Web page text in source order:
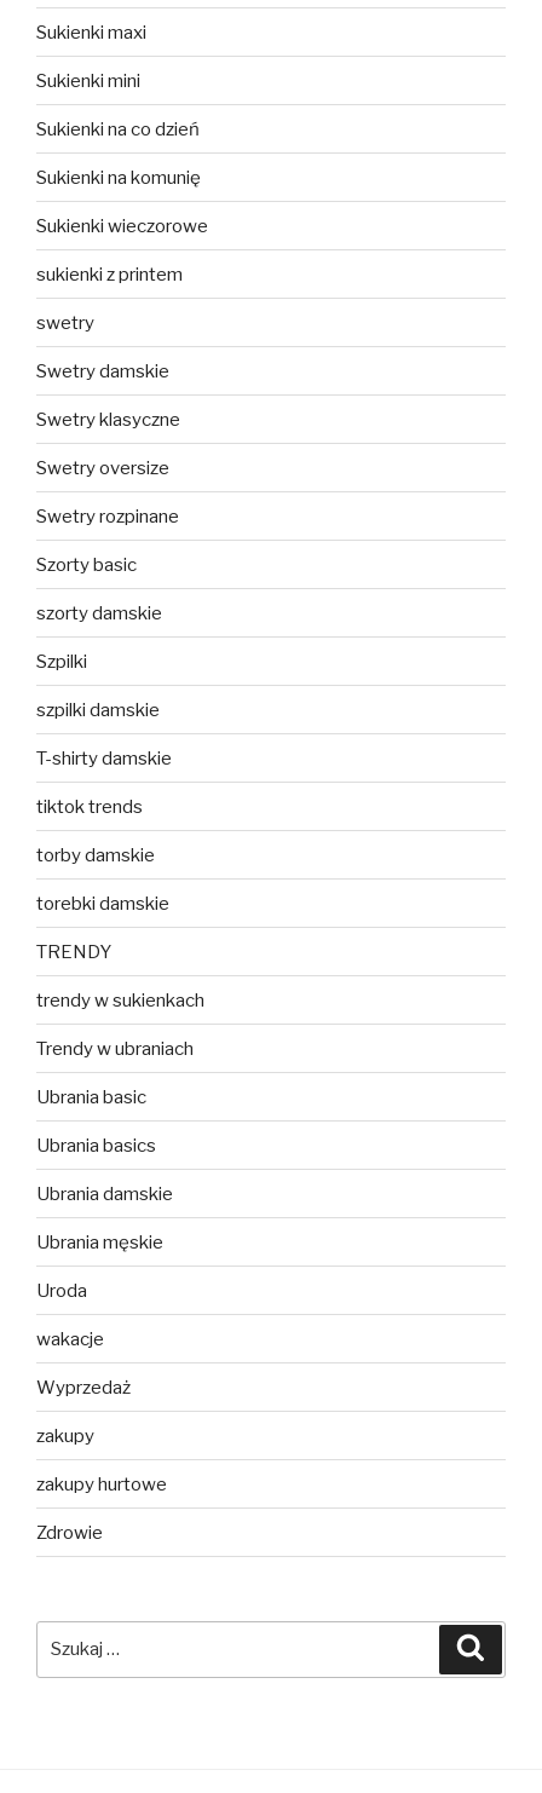
Sukienki maxi
Sukienki mini
Sukienki na co dzień
Sukienki na komunię
Sukienki wieczorowe
sukienki z printem
swetry
Swetry damskie
Swetry klasyczne
Swetry oversize
Swetry rozpinane
Szorty basic
szorty damskie
Szpilki
szpilki damskie
T-shirty damskie
tiktok trends
torby damskie
torebki damskie
TRENDY
trendy w sukienkach
Trendy w ubraniach
Ubrania basic
Ubrania basics
Ubrania damskie
Ubrania męskie
Uroda
wakacje
Wyprzedaż
zakupy
zakupy hurtowe
Zdrowie